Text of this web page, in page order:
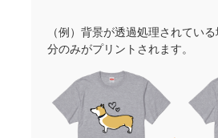
（例）背景が透過処理されてい
分のみがプリントされます。